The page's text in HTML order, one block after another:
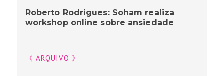
Roberto Rodrigues: Soham realiza
workshop online sobre ansiedade
《 ARQUIVO 》